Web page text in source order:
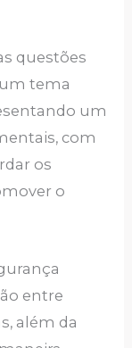
questões
tema
um
com
os
o
entre
além da